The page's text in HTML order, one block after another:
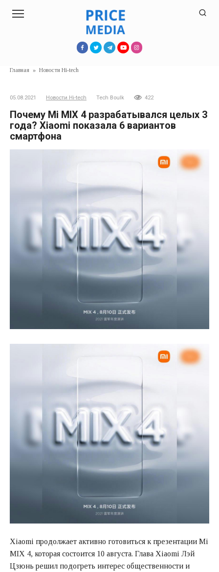
Главная » Новости Hi-tech
05.08.2021 Новости Hi-tech Tech Boulk 422
Почему Mi MIX 4 разрабатывался целых 3
года? Xiaomi показала 6 вариантов
смартфона
Xiaomi продолжает активно готовиться к презентации Mi
MIX 4, которая состоится 10 августа. Глава Xiaomi Лэй
Цзюнь решил подогреть интерес общественности и